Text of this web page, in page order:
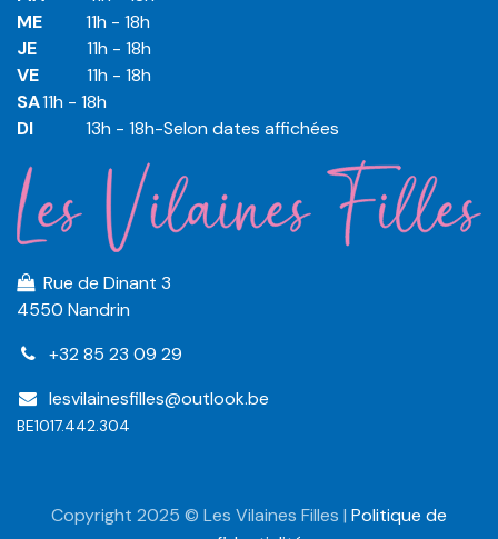
ME
​11h - 18h
JE
​​11h - 18h
VE
​​​11h - 18h
SA​​​11h - 18h
DI
​​​ 13h - 18h-Selon dates affichées
Rue de Dinant 3
4550 Nandrin
+32 85 23 09 29
lesvilainesfilles@outlook.be
BE1017.442.304
Copyright 2025 © Les Vilaines Filles | Politique de